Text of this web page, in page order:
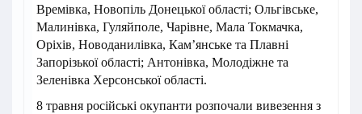
Времівка, Новопіль Донецької області; Ольгівське,
Малинівка, Гуляйполе, Чарівне, Мала Токмачка,
Оріхів, Новоданилівка, Кам’янське та Плавні
Запорізької області; Антонівка, Молодіжне та
Зеленівка Херсонської області.
8 травня російські окупанти розпочали вивезення з